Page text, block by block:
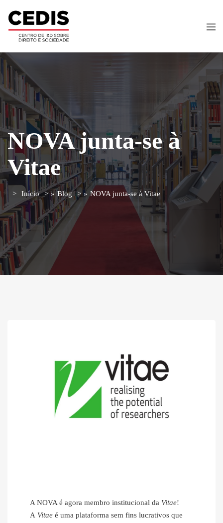
NOVA junta-se à
Vitae
Início » Blog » NOVA junta-se à Vitae
A NOVA é agora membro institucional da Vitae!
A Vitae é uma plataforma sem fins lucrativos que